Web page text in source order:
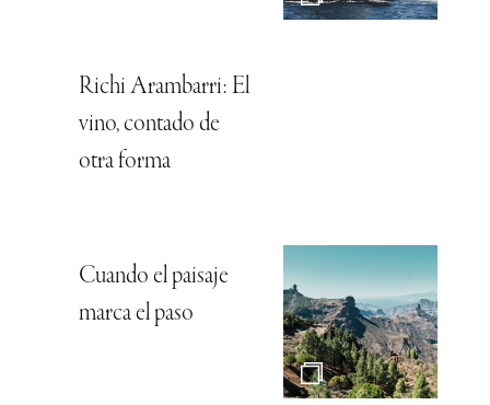
Richi Arambarri: El
vino, contado de
otra forma
Cuando el paisaje
marca el paso